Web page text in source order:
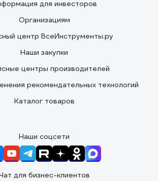
для инвесторов
Организациям
центр ВсеИнструменты.ру
Наши закупки
центры производителей
рекомендательных технологий
Каталог товаров
Наши соцсети
для бизнес-клиентов